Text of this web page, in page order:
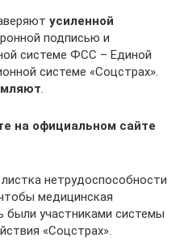
усиленной
подписью и
системе ФСС – Единой
системе «Соцстрах».
.
на официальном сайте
нетрудоспособности
медицинская
были участниками системы
«Соцстрах».